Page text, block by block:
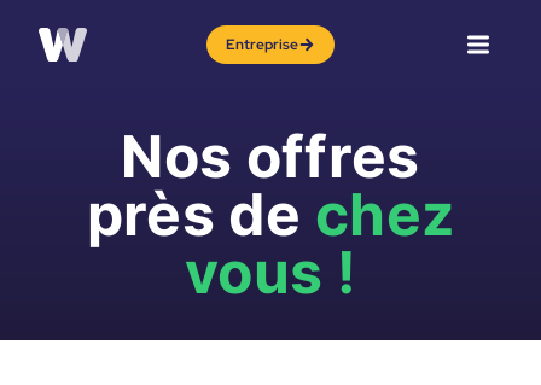
Entreprise
Nos offres
près de chez
vous !